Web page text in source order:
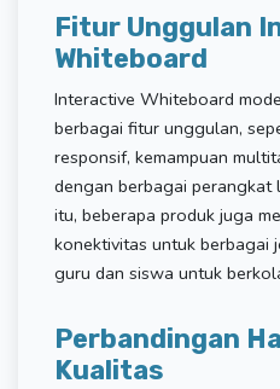
Fitur Unggulan
Whiteboard
Interactive Whiteboard
berbagai fitur unggulan,
responsif, kemampuan
dengan berbagai perangkat
itu, beberapa produk juga
konektivitas untuk berbagai
guru dan siswa untuk
Perbandingan
Kualitas